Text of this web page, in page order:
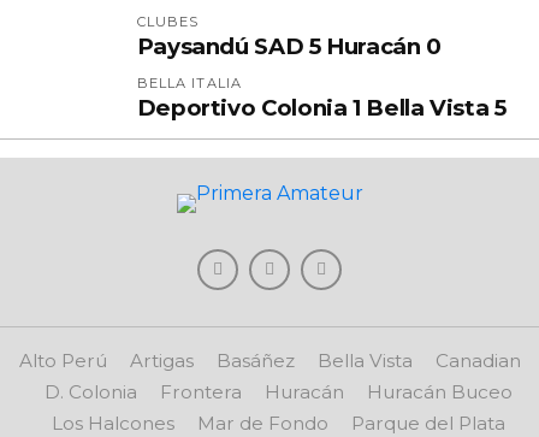
CLUBES
Paysandú SAD 5 Huracán 0
BELLA ITALIA
Deportivo Colonia 1 Bella Vista 5
Alto Perú Artigas Basáñez Bella Vista
Canadian
D. Colonia
Frontera Huracán
Huracán Buceo
Los Halcones
Mar de Fondo Parque del Plata